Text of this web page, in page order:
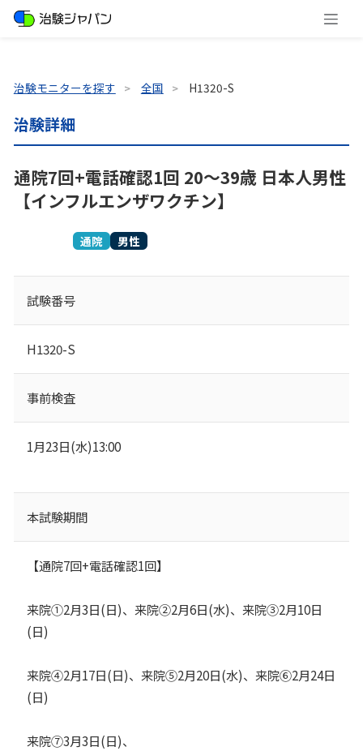
治験モニターを探す 全国 H1320-S
治験詳細
通院7回+電話確認1回 20～39歳 日本人男性
【インフルエンザワクチン】
通院 男性
試験番号
H1320-S
事前検査
1月23日(水)13:00
本試験期間
【通院7回+電話確認1回】
来院①2月3日(日)、来院②2月6日(水)、来院③2月10日
(日)
来院④2月17日(日)、来院⑤2月20日(水)、来院⑥2月24日
(日)
来院⑦3月3日(日)、